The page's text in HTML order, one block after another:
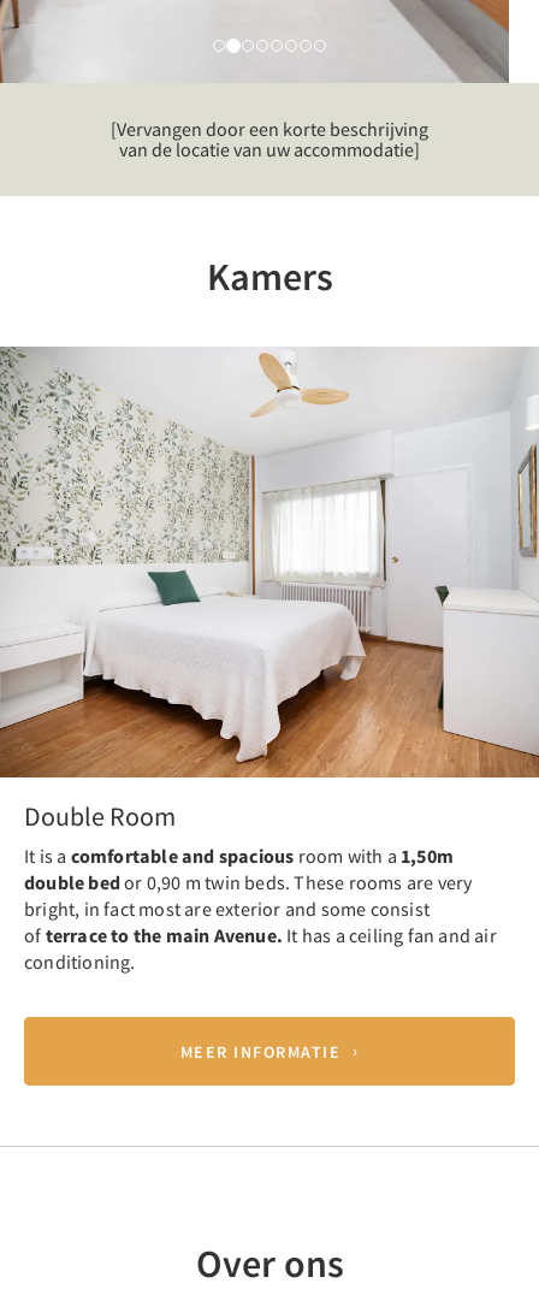
[Vervangen door een korte beschrijving
van de locatie van uw accommodatie]
Kamers
Double Room
It is a comfortable and spacious room with a 1,50m
double bedor 0,90 m twin beds. These rooms are very
bright, in fact most are exterior and some consist
of terrace to the main Avenue. It has a ceiling fan and air
conditioning.
MEER INFORMATIE
Previous
Over ons